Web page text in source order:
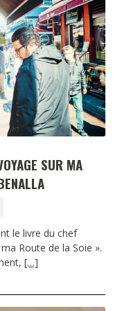
SUR MA
le livre du chef
Route de la Soie ».
[…]